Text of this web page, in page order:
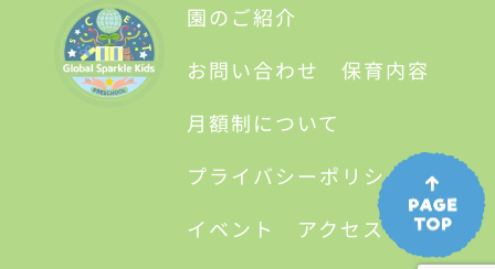
園のご紹介
お問い合わせ
保育内容
月額制について
プライバシーポリシー
イベント
アクセス